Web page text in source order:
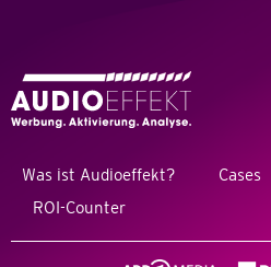
Was ist Audioeffekt? Cases
ROI-Counter